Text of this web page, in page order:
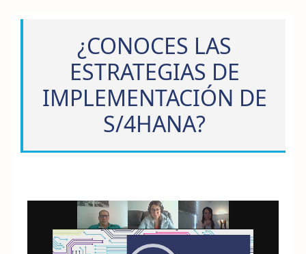
¿CONOCES LAS
ESTRATEGIAS DE
IMPLEMENTACIÓN DE
S/4HANA?
Reproductor
vídeo